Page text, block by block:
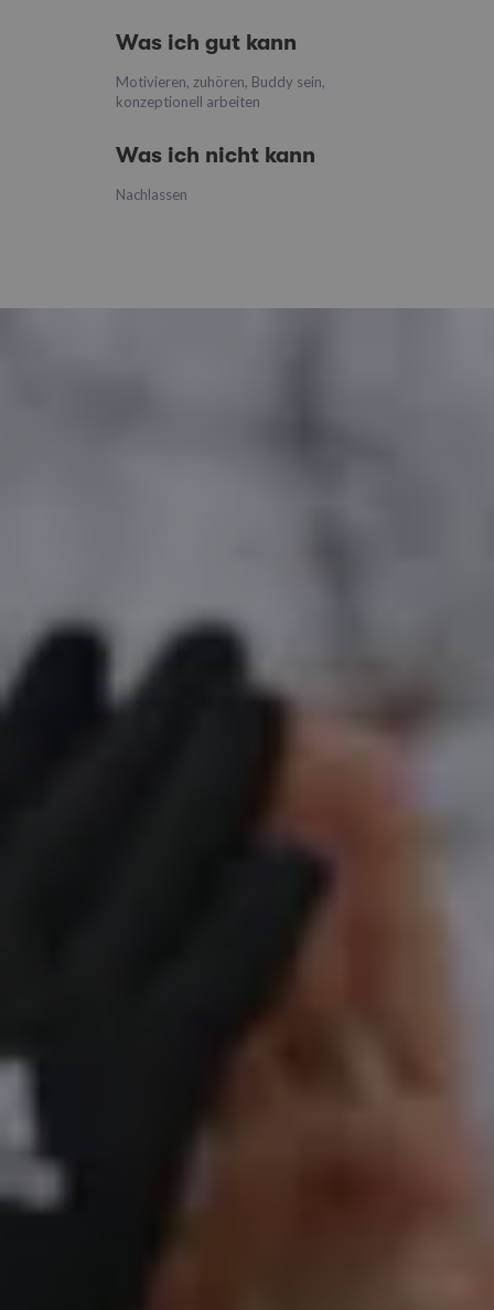
Was ich gut kann
Motivieren, zuhören, Buddy sein,
konzeptionell arbeiten
Was ich nicht kann
Nachlassen